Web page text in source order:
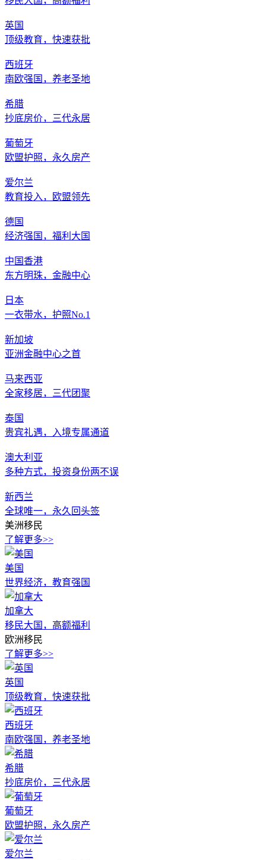
英国
顶级教育，快速获批
西班牙
南欧强国，养老圣地
希腊
抄底房价，三代永居
葡萄牙
欧盟护照，永久房产
爱尔兰
教育投入，欧盟领先
德国
经济强国，福利大国
中国香港
东方明珠，金融中心
日本
一衣带水，护照No.1
新加坡
亚洲金融中心之首
马来西亚
全家移居，三代团聚
泰国
贵宾礼遇，入境专属通道
澳大利亚
多种方式，投资身份两不误
新西兰
全球唯一，永久回头签
美洲移民
了解更多>>
美国
世界经济，教育强国
加拿大
移民大国，高额福利
欧洲移民
了解更多>>
英国
顶级教育，快速获批
西班牙
南欧强国，养老圣地
希腊
抄底房价，三代永居
葡萄牙
欧盟护照，永久房产
爱尔兰